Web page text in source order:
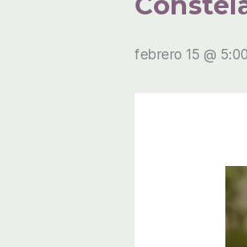
febrero 15 @